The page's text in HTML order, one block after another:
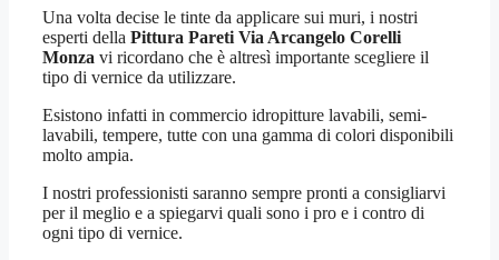
Una volta decise le tinte da applicare sui muri, i nostri
esperti della Pittura Pareti Via Arcangelo Corelli
Monza vi ricordano che è altresì importante scegliere il
tipo di vernice da utilizzare.
Esistono infatti in commercio idropitture lavabili, semi-
lavabili, tempere, tutte con una gamma di colori disponibili
molto ampia.
I nostri professionisti saranno sempre pronti a consigliarvi
per il meglio e a spiegarvi quali sono i pro e i contro di
ogni tipo di vernice.